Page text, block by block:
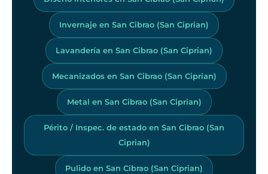
Invernaje en San Cibrao (San Ciprian)
Lavandería en San Cibrao (San Ciprian)
Mecanizados en San Cibrao (San Ciprian)
Metal en San Cibrao (San Ciprian)
Périto / Inspec. de estado en San Cibrao (San
Ciprian)
Pulido en San Cibrao (San Ciprian)